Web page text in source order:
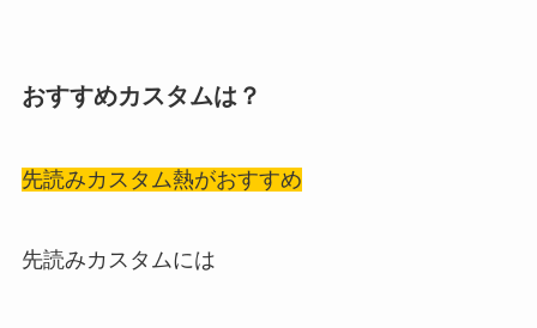
おすすめカスタムは？
先読みカスタム熱がおすすめ
先読みカスタムには